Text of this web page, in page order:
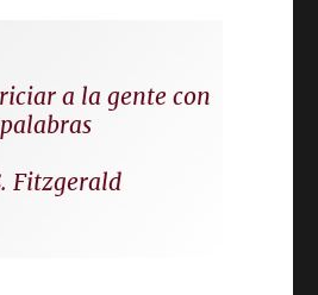
a la gente con
palabras
Fitzgerald